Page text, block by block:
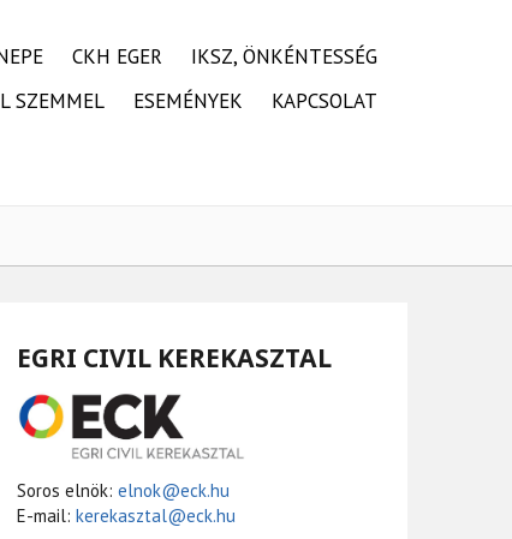
CKH EGER
IKSZ, ÖNKÉNTESSÉG
SZEMMEL ESEMÉNYEK KAPCSOLAT
EGRI CIVIL KEREKASZTAL
Soros elnök: elnok@eck.hu
E-mail: kerekasztal@eck.hu